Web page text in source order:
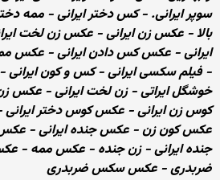
سوپر ایرانی. - کس دختر ایرانی - ممه
بالا - عکس زن ایرانی - عکس زن لخت
- فیلم سکسی ایرانی - کس و کون ایرانی
خوشگل ایراتی - زن لخت ایرانی - عکس
کوس زن ایرانی - عکس کوس دختر ایرانی
عکس کون زن - عکس جنده ایرانی -
جنده ایرانی - زن جنده - عکس ممه
ضربدری - عکس سکس ضربدری